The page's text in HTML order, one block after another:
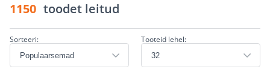
1150 toodet leitud
Sorteeri: Tooteid lehel: